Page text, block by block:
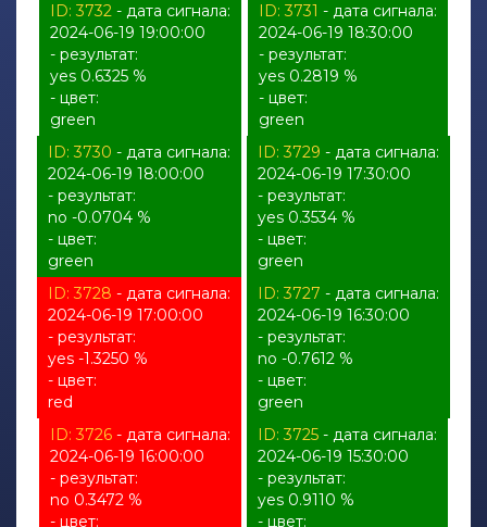
ID: 3732 - дата сигнала:
2024-06-19 19:00:00
- результат:
yes 0.6325 %
- цвет:
green
ID: 3731 - дата сигнала:
2024-06-19 18:30:00
- результат:
yes 0.2819 %
- цвет:
green
ID: 3730 - дата сигнала:
2024-06-19 18:00:00
- результат:
no -0.0704 %
- цвет:
green
ID: 3729 - дата сигнала:
2024-06-19 17:30:00
- результат:
yes 0.3534 %
- цвет:
green
ID: 3728 - дата сигнала:
2024-06-19 17:00:00
- результат:
yes -1.3250 %
- цвет:
red
ID: 3727 - дата сигнала:
2024-06-19 16:30:00
- результат:
no -0.7612 %
- цвет:
green
ID: 3726- дата сигнала:
2024-06-19 16:00:00
- результат:
no 0.3472 %
- цвет:
ID: 3725 - дата сигнала:
2024-06-19 15:30:00
- результат:
yes 0.9110 %
- цвет: